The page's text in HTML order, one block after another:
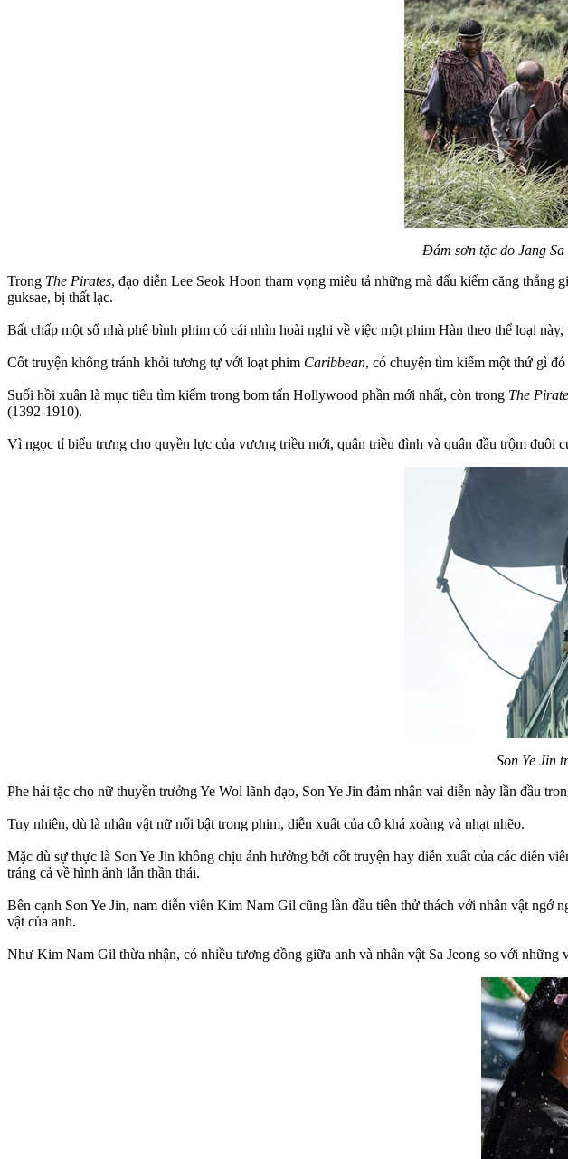
Đám sơn tặc do Jang
Trong The Pirates, đạo diễn Lee Seok Hoon tham vọng miêu tả những mà đấu kiếm căng
guksae, bị thất lạc.
Bất chấp một số nhà phê bình phim có cái nhìn hoài nghi về việc một phim Hàn theo thể loại này,
Cốt truyện không tránh khỏi tương tự với loạt phim Caribbean, có chuyện tìm kiếm một thứ gì
Suối hồi xuân là mục tiêu tìm kiếm trong bom tấn Hollywood phần mới nhất, còn trong The
(1392-1910).
Vì ngọc tỉ biểu trưng cho quyền lực của vương triều mới, quân triều đình và quân đầu trộm
Son Ye Jin
Phe hải tặc cho nữ thuyền trưởng Ye Wol lãnh đạo, Son Ye Jin đảm nhận vai diễn này lần đầu
Tuy nhiên, dù là nhân vật nữ nổi bật trong phim, diễn xuất của cô khá xoàng và nhạt nhẽo.
Mặc dù sự thực là Son Ye Jin không chịu ảnh hưởng bởi cốt truyện hay diễn xuất của các diễn
tráng cả về hình ảnh lẫn thần thái.
Bên cạnh Son Ye Jin, nam diễn viên Kim Nam Gil cũng lần đầu tiên thử thách với nhân vật ngớ
vật của anh.
Như Kim Nam Gil thừa nhận, có nhiều tương đồng giữa anh và nhân vật Sa Jeong so với